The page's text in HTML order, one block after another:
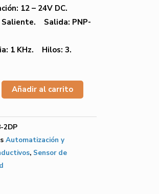
12 – 24V DC.
Saliente. Salida: PNP-
1 KHz. Hilos: 3.
Añadir al carrito
2DP
Automatización y
, Sensor de